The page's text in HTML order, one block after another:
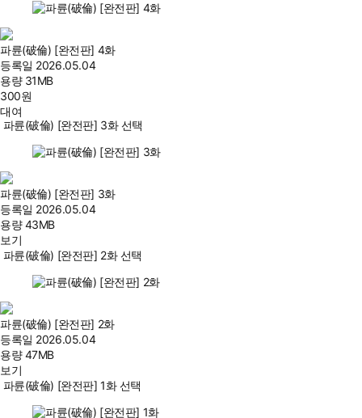
파륜(破倫) [완전판] 4화
등록일 2026.05.04
용량 31MB
300원
대여
파륜(破倫) [완전판] 3화 선택
파륜(破倫) [완전판] 3화
등록일 2026.05.04
용량43MB
보기
파륜(破倫) [완전판] 2화 선택
파륜(破倫) [완전판] 2화
등록일 2026.05.04
용량47MB
보기
파륜(破倫) [완전판] 1화 선택